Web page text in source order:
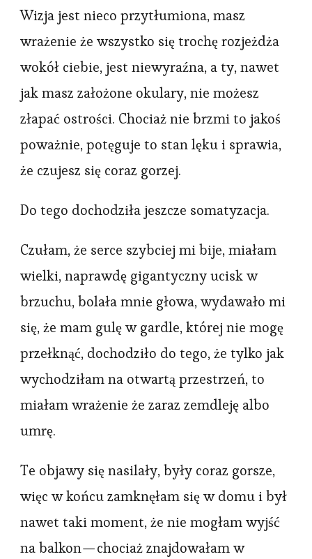
Wizja jest nieco przytłumiona, masz
wrażenie że wszystko się trochę rozjeżdża
wokół ciebie, jest niewyraźna, a ty, nawet
jak masz założone okulary, nie możesz
złapać ostrości. Chociaż nie brzmi to jakoś
poważnie, potęguje to stan lęku i sprawia,
że czujesz się coraz gorzej.
Do tego dochodziła jeszcze somatyzacja.
Czułam, że serce szybciej mi bije, miałam
wielki, naprawdę gigantyczny ucisk w
brzuchu, bolała mnie głowa, wydawało mi
się, że mam gulę w gardle, której nie mogę
przełknąć, dochodziło do tego, że tylko jak
wychodziłam na otwartą przestrzeń, to
miałam wrażenie że zaraz zemdleję albo
umrę.
Te objawy się nasilały, były coraz gorsze,
więc w końcu zamknęłam się w domu i był
nawet taki moment, że nie mogłam wyjść
na balkon — chociaż znajdowałam w